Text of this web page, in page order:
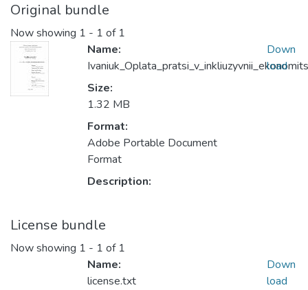
Original bundle
Now showing 1 - 1 of 1
Name:
Size:
1.32 MB
Format:
Adobe Portable Document
Format
Description:
Down
load
License bundle
Now showing 1 - 1 of 1
Name:
license.txt
Down
load